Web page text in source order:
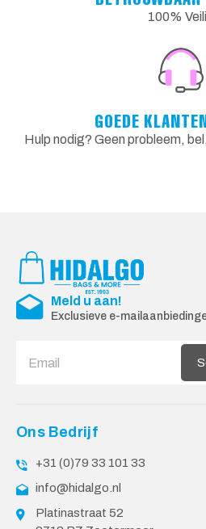
100%
GOEDE
Hulp nodig? Geen probleem,
Meld u aan!
Exclusieve e-
Ons Bedrijf
+31 (0)79 33 101 33
info@hidalgo.nl
Platinastraat 52